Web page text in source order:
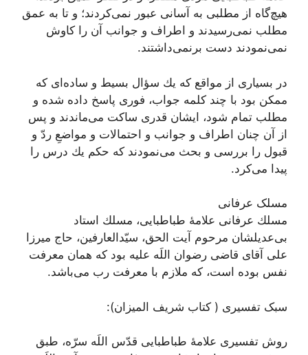
هيچ‌گاه از مطلبى به آسانى عبور نمی‌‏كردند؛ و تا به عمق
مطلب نمی‌‏رسيدند و اطراف و جوانب آن را كاوش
نمی‌‏نمودند دست برنمی‌‏داشتند.
در بسيارى از مواقع كه يك سؤال بسيط و ساده‏‌اى که
ممكن بود با چند كلمه جواب، فورى پاسخ داده شده و
مطلب تمام شود، ايشان قدرى ساكت می‌‏ماندند و پس
از آن چنان اطراف و جوانب و احتمالات و مواضعِ ردّ و
قبول را بررسى و بحث می‌‏نمودند كه حكم يك درس را
پيدا می‌‏كرد.
مسلک عرفانی
مسلك عرفانى علامۀ طباطبایی، مسلك استاد
بى‌عديلشان مرحوم آيت ‌الحق، سيّد‌العارفين، حاج ميرزا
على آقاى قاضى‏ رضوان اللَه علیه بود كه همان معرفت
نفس بوده است، كه ملازم با معرفت رب می‌باشد.
سبک تفسیری ( کتاب شریف المیزان):
روش تفسیری علامۀ طباطبایی قدّس اللَه سرّه، طبق